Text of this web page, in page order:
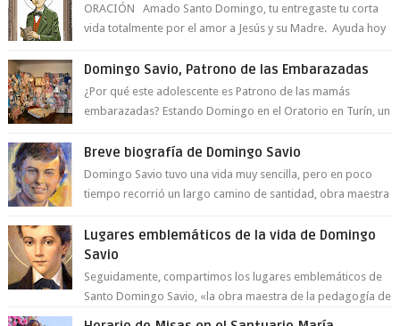
ORACIÓN Amado Santo Domingo, tu entregaste tu corta
vida totalmente por el amor a Jesús y su Madre. Ayuda hoy
Domingo Savio, Patrono de las Embarazadas
¿Por qué este adolescente es Patrono de las mamás
embarazadas? Estando Domingo en el Oratorio en Turín, un
Breve biografía de Domingo Savio
Domingo Savio tuvo una vida muy sencilla, pero en poco
tiempo recorrió un largo camino de santidad, obra maestra
Lugares emblemáticos de la vida de Domingo
Savio
Seguidamente, compartimos los lugares emblemáticos de
Santo Domingo Savio, «la obra maestra de la pedagogía de